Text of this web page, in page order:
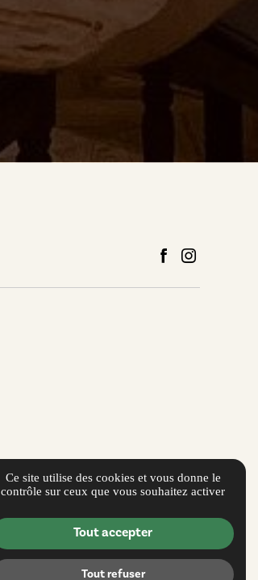
Ce site utilise des cookies et vous donne le
contrôle sur ceux que vous souhaitez activer
Tout accepter
Tout refuser